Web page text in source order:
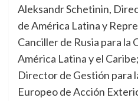
Aleksandr Schetinin,
de América Latina y
Canciller de Rusia para la
América Latina y el
Director de Gestión para
Europeo de Acción